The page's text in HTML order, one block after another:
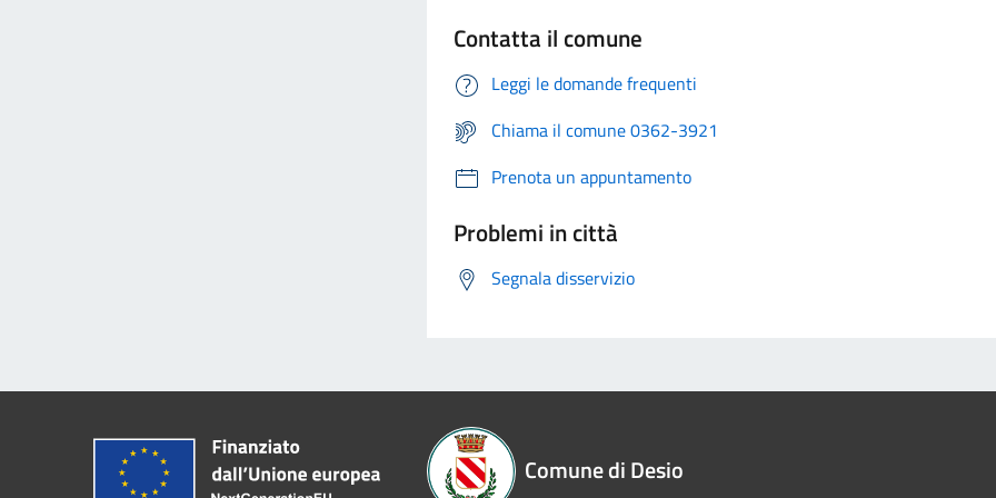
Contatta il comune
Leggi le domande frequenti
Chiama il comune 0362-3921
Prenota un appuntamento
Problemi in città
Segnala disservizio
Comune di Desio